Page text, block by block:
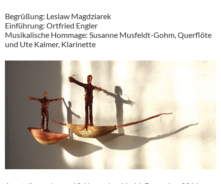
Begrüßung: Leslaw Magdziarek
Einführung: Ortfried Engler
Musikalische Hommage: Susanne Musfeldt-Gohm, Querflöte
und Ute Kalmer, Klarinette